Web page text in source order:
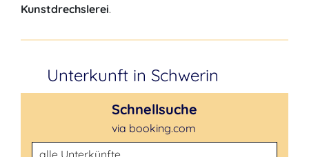
Kunstdrechslerei.
Unterkunft in Schwerin
Schnellsuche
via booking.com
Unterkunftsart